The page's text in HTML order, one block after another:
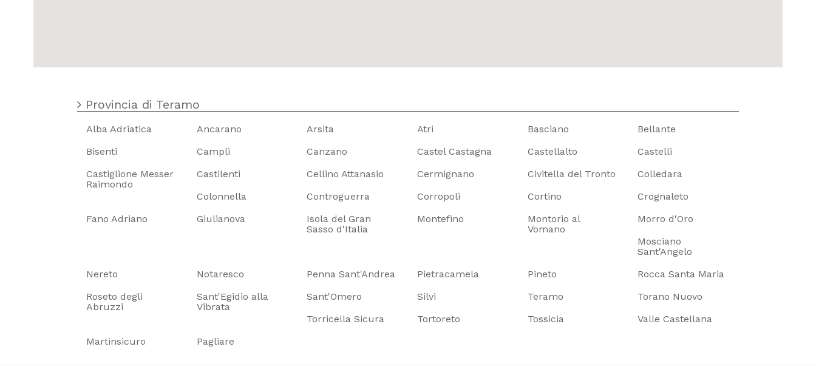
Provincia di Teramo
Alba Adriatica Ancarano Arsita Atri Basciano
Bellante
Bisenti
Campli Canzano Castel Castagna Castellalto
Castelli
Castiglione Messer
Raimondo
Castilenti Cellino Attanasio Cermignano Civitella del Tronto
Colledara
Colonnella
Controguerra Corropoli Cortino
Crognaleto
Fano Adriano
Giulianova
Isola del Gran
Sasso d'Italia
Montefino
Montorio al
Vomano
Morro d'Oro
Mosciano
Sant'Angelo
Nereto
Notaresco Penna Sant'Andrea Pietracamela Pineto
Rocca Santa Maria
Roseto degli
Abruzzi
Sant'Egidio alla
Vibrata
Sant'Omero Silvi Teramo
Torano Nuovo
Torricella Sicura
Tortoreto Tossicia
Valle Castellana
Martinsicuro
Pagliare